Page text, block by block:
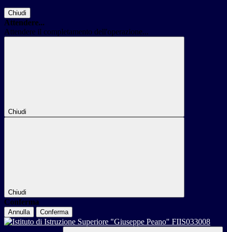
Chiudi
Attendere...
Attendere il completamento dell'operazione...
Chiudi
Chiudi
Conferma
Annulla Conferma